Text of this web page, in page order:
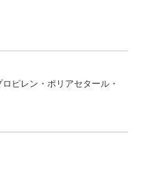
ピレン・ポリアセタール・